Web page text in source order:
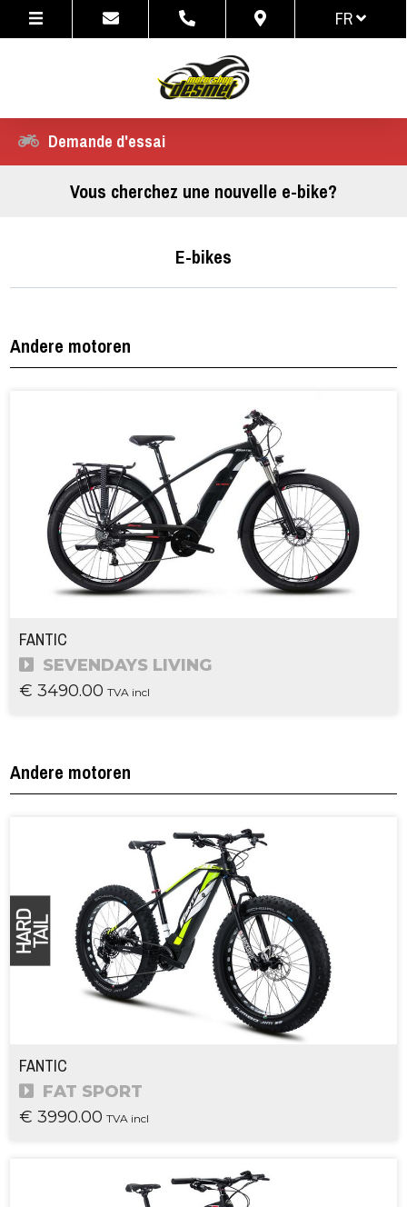
FRFR
Demande d'essai
Vous cherchez une nouvelle e-bike?
E-bikes
Andere motoren
FANTIC
SEVENDAYS LIVING
€ 3490.00 TVA incl
Andere motoren
FANTIC
FAT SPORT
€ 3990.00 TVA incl